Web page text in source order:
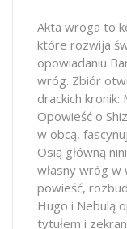
Akta wroga to
które rozwija
opowiadaniu
wróg. Zbiór
drackich kronik:
Opowieść o
w obcą,
Osią główną
własny wróg w
powieść,
Hugo i Nebulą
tytułem i